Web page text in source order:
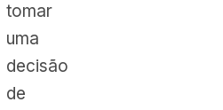
tomar
uma
decisão
de